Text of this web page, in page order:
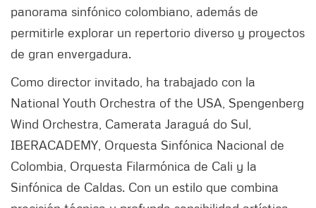
panorama sinfónico colombiano, además de
permitirle explorar un repertorio diverso y proyectos
de gran envergadura.
Como director invitado, ha trabajado con la
National Youth Orchestra of the USA, Spengenberg
Wind Orchestra, Camerata Jaraguá do Sul,
IBERACADEMY, Orquesta Sinfónica Nacional de
Colombia, Orquesta Filarmónica de Cali y la
Sinfónica de Caldas. Con un estilo que combina